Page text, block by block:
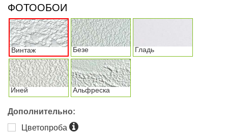
ФОТООБОИ
Винтаж Безе Гладь
Иней Альфреска
Дополнительно:
Цветопроба